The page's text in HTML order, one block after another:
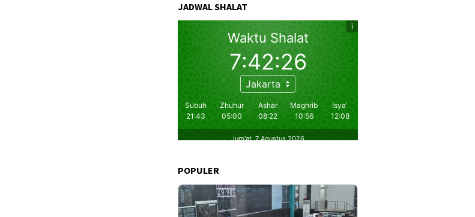
JADWAL SHALAT
POPULER